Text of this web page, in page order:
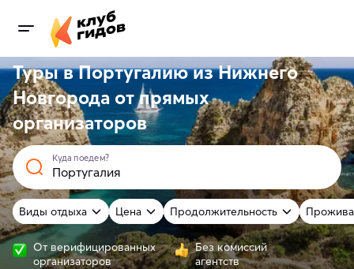
Туры в Португалию из Нижнего
Новгорода отпрямых
организаторов
Куда поедем?
Виды отдыха Цена Продолжительность
От верифицированных
организаторов
Без комиссий
агентств